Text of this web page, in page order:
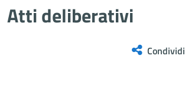
Atti deliberativi
Condividi